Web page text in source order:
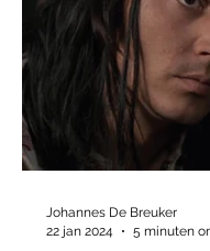
Johannes De Breuker
22 jan 2024
5 minuten